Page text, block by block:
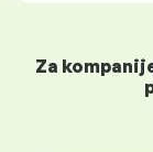
Za